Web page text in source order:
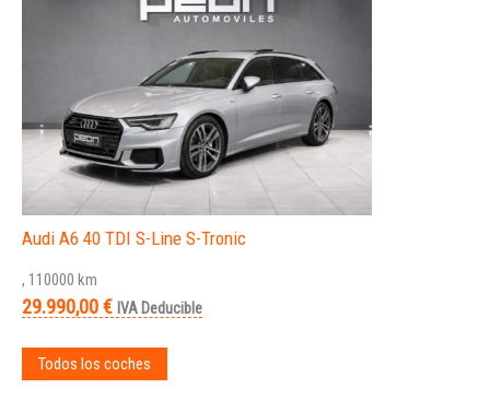
Audi A6 40 TDI S-Line S-Tronic
, 110000 km
29.990,00 € IVA Deducible
Todos los coches